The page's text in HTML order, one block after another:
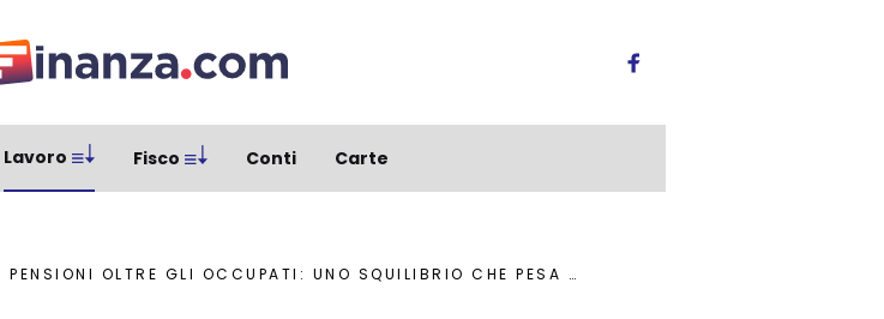
Lavoro Fisco Conti Carte
OLTRE GLI OCCUPATI: UNO SQUILIBRIO CHE PESA SUL FUTURO DEL PAESE